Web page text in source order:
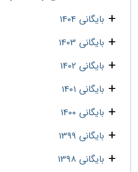
بایگانی 1404
بایگانی 1403
بایگانی 1402
بایگانی 1401
بایگانی 1400
بایگانی 1399
بایگانی 1398